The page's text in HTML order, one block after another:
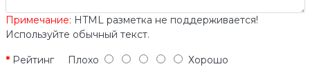
Примечание: HTML разметка не поддерживается!
Используйте обычный текст.
РейтингПлохо Хорошо